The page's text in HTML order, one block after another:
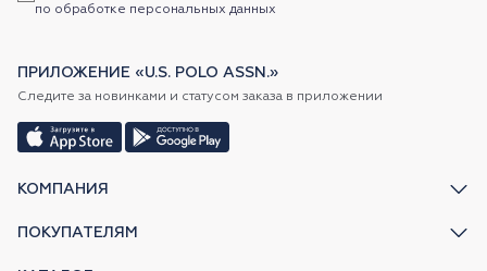
КОМПАНИЯ
ПОКУПАТЕЛЯМ
по обработке персональных данных
ПРИЛОЖЕНИЕ «U.S. POLO ASSN.»
Следите за новинками и статусом заказа в приложении